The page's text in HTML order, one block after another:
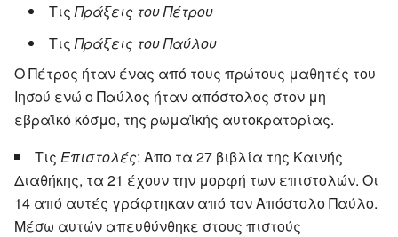
Τις Πράξεις του Πέτρου
Τις Πράξεις του Παύλου
Ο Πέτρος ήταν ένας από τους πρώτους μαθητές του
Ιησού ενώ ο Παύλος ήταν απόστολος στον μη
εβραϊκό κόσμο, της ρωμαϊκής αυτοκρατορίας.
Τις Επιστολές: Απο τα 27 βιβλία της Καινής
Διαθήκης, τα 21 έχουν την μορφή των επιστολών. Οι
14 από αυτές γράφτηκαν από τον Απόστολο Παύλο.
Μέσω αυτών απευθύνθηκε στους πιστούς